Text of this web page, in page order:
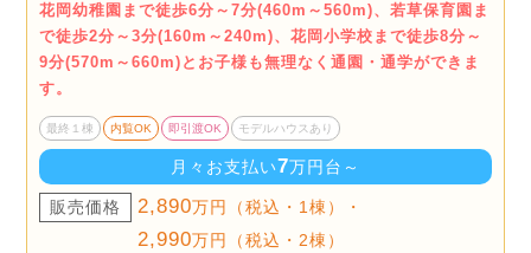
花岡幼稚園まで徒歩6分～7分(460m～560m)、若草保育園ま
で徒歩2分～3分(160m～240m)、花岡小学校まで徒歩8分～
9分(570m～660m)とお子様も無理なく通園・通学ができま
す。
最終１棟 内覧OK 即引渡OK モデルハウスあり
月々お支払い7万円台～
販売価格 2,890万円（税込・1棟）・
2,990万円（税込・2棟）